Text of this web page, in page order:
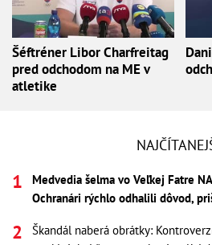
Šéftréner Libor Charfreitag
pred odchodom na ME v
atletike
Medvedia šelma vo Veľkej Fatre
Ochranári rýchlo odhalili dôvod,
Škandál naberá obrátky: